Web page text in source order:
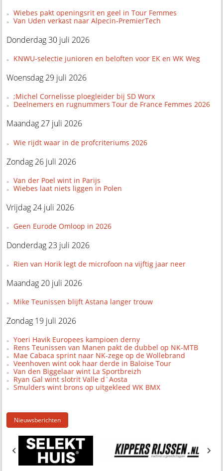
Wiebes pakt openingsrit en geel in Tour Femmes
Van Uden verkast naar Alpecin-PremierTech
Donderdag 30 juli 2026
KNWU-selectie junioren en beloften voor EK en WK Weg
Woensdag 29 juli 2026
;Michel Cornelisse ploegleider bij SD Worx
Deelnemers en rugnummers Tour de France Femmes 2026
Maandag 27 juli 2026
Wie rijdt waar in de profcriteriums 2026
Zondag 26 juli 2026
Van der Poel wint in Parijs
Wiebes laat niets liggen in Polen
Vrijdag 24 juli 2026
Geen Eurode Omloop in 2026
Donderdag 23 juli 2026
Rien van Horik legt de microfoon na vijftig jaar neer
Maandag 20 juli 2026
Mike Teunissen blijft Astana langer trouw
Zondag 19 juli 2026
Yoeri Havik Europees kampioen derny
Rens Teunissen van Manen pakt de dubbel op NK-MTB
Mae Cabaca sprint naar NK-zege op de Wollebrand
Veenhoven wint ook haar derde in Baloise Tour
Van den Biggelaar wint La Sportbreizh
Ryan Gal wint slotrit Valle d´Aosta
Smulders wint brons op uitgekleed WK BMX
Nieuwsberichten